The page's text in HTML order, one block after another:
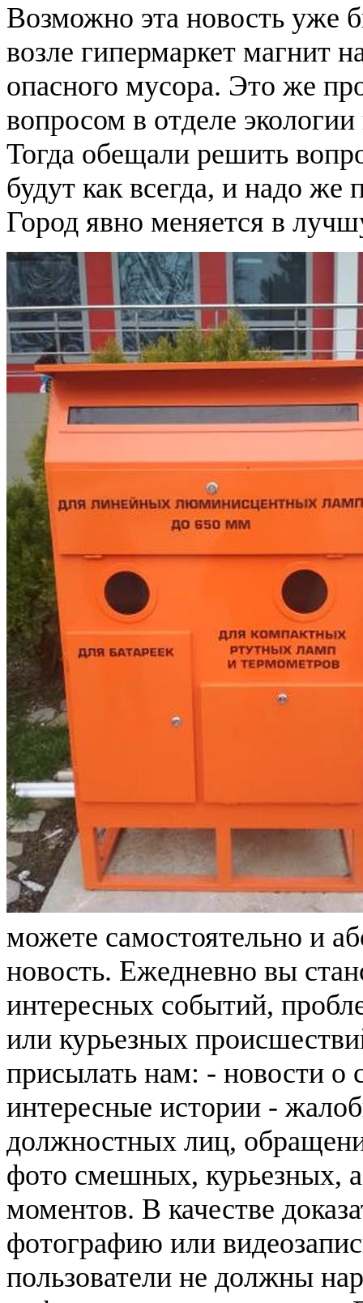
Возможно эта новость уже
возле гипермаркет магнит
опасного мусора. Это же
вопросом в отделе
Тогда обещали решить
будут как всегда, и надо же
Город явно меняется в
можете самостоятельно и
новость. Ежедневно вы
интересных событий,
или курьезных
присылать нам: - новости
интересные истории -
должностных лиц,
фото смешных, курьезных,
моментов. В качестве
фотографию или
пользователи не должны